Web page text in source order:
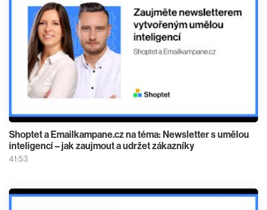
Shoptet a Emailkampane.cz na téma: Newsletter s umělou
inteligencí – jak zaujmout a udržet zákazníky
41:53